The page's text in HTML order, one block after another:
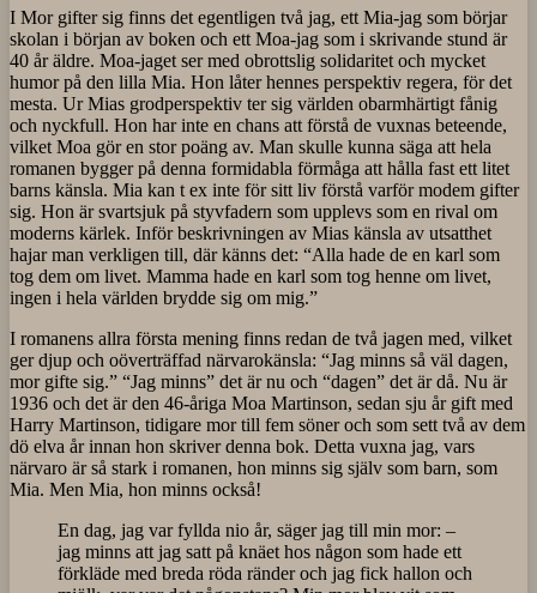
I Mor gifter sig finns det egentligen två jag, ett Mia-jag som börjar
skolan i början av boken och ett Moa-jag som i skrivande stund är
40 år äldre. Moa-jaget ser med obrottslig solidaritet och mycket
humor på den lilla Mia. Hon låter hennes perspektiv regera, för det
mesta. Ur Mias grodperspektiv ter sig världen obarmhärtigt fånig
och nyckfull. Hon har inte en chans att förstå de vuxnas beteende,
vilket Moa gör en stor poäng av. Man skulle kunna säga att hela
romanen bygger på denna formidabla förmåga att hålla fast ett litet
barns känsla. Mia kan t ex inte för sitt liv förstå varför modem gifter
sig. Hon är svartsjuk på styvfadern som upplevs som en rival om
moderns kärlek. Inför beskrivningen av Mias känsla av utsatthet
hajar man verkligen till, där känns det: “Alla hade de en karl som
tog dem om livet. Mamma hade en karl som tog henne om livet,
ingen i hela världen brydde sig om mig.”
I romanens allra första mening finns redan de två jagen med, vilket
ger djup och oöverträffad närvarokänsla: “Jag minns så väl dagen,
mor gifte sig.” “Jag minns” det är nu och “dagen” det är då. Nu är
1936 och det är den 46-åriga Moa Martinson, sedan sju år gift med
Harry Martinson, tidigare mor till fem söner och som sett två av dem
dö elva år innan hon skriver denna bok. Detta vuxna jag, vars
närvaro är så stark i romanen, hon minns sig själv som barn, som
Mia. Men Mia, hon minns också!
En dag, jag var fyllda nio år, säger jag till min mor: –
jag minns att jag satt på knäet hos någon som hade ett
förkläde med breda röda ränder och jag fick hallon och